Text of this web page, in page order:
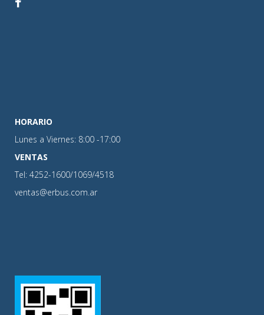
HORARIO
Lunes a Viernes: 8:00 -17:00
VENTAS
Tel: 4252-1600/1069/4518
ventas@erbus.com.ar